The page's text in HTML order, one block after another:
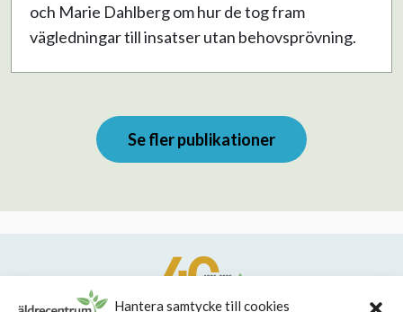
Hantera samtycke till cookies
och Marie Dahlberg om hur de tog fram
vägledningar till insatser utan behovsprövning.
Se fler publikationer